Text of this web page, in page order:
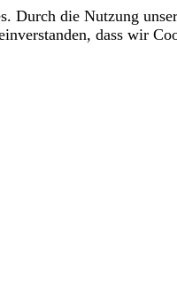
Durch die Nutzung
dass wir